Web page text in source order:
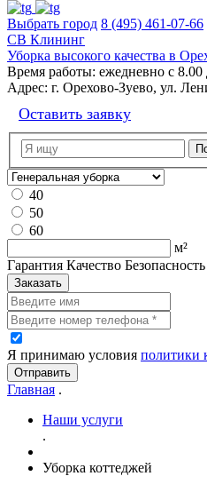
Выбрать город 8 (495) 461-07-66
СВ Клининг
Уборка высокого качества в
Время работы: ежедневно с 8.00
Адрес: г. Орехово-Зуево, ул.
Оставить заявку
40
50
60
м²
Гарантия Качество Безопасность
Заказать
Я принимаю условия политики
Отправить
Главная .
Наши услуги
.
Уборка коттеджей